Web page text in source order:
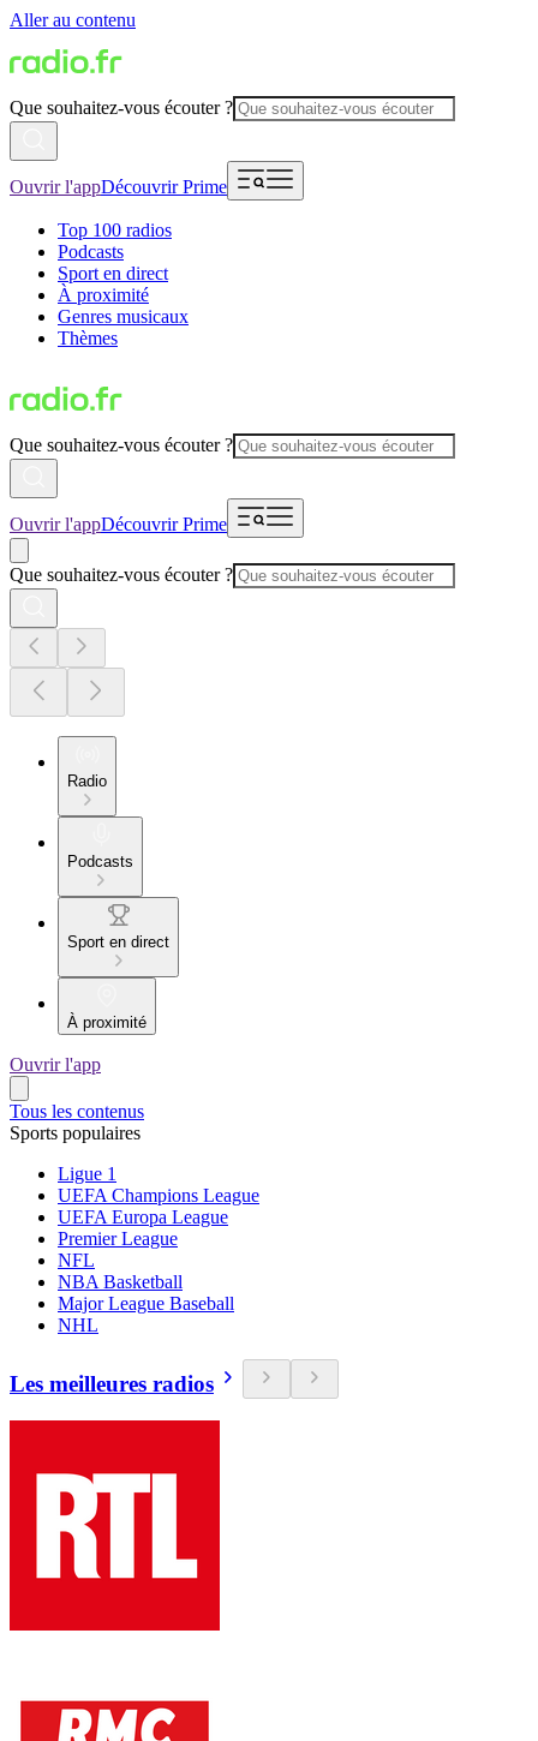
Aller au contenu
Que souhaitez-vous écouter ?
Ouvrir l'appDécouvrir Prime
Top 100 radios
Podcasts
Sport en direct
À proximité
Genres musicaux
Thèmes
Que souhaitez-vous écouter ?
Ouvrir l'appDécouvrir Prime
Que souhaitez-vous écouter ?
Radio
Podcasts
Sport en direct
À proximité
Ouvrir l'app
Tous les contenus
Sports populaires
Ligue 1
UEFA Champions League
UEFA Europa League
Premier League
NFL
NBA Basketball
Major League Baseball
NHL
Les meilleures radios